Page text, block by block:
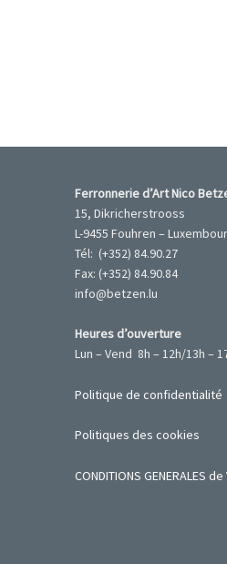
Ferronnerie d’Art Nico
15, Dikricherstrooss
L-9455 Fouhren –
Tél: (+352) 84.90.27
Fax: (+352) 84.90.84
info@betzen.lu
Heures d’ouverture
Lun – Vend 8h – 12h/13h –
Politique de confidentialité
Politiques des cookies
CONDITIONS GENERALES de